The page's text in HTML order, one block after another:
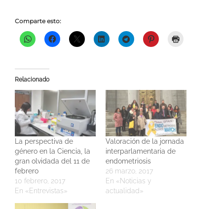
Comparte esto:
Relacionado
La perspectiva de
género en la Ciencia, la
gran olvidada del 11 de
febrero
10 febrero, 2017
En «Entrevistas»
Valoración de la jornada
interparlamentaria de
endometriosis
26 marzo, 2017
En «Noticias y
actualidad»